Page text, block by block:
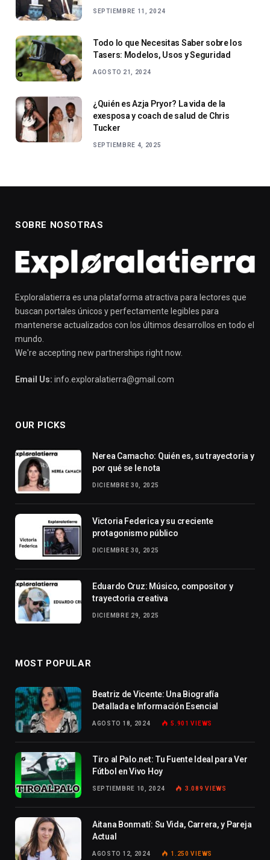
SEPTIEMBRE 11, 2024
Todo lo que Necesitas Saber sobre los
Tasers: Modelos, Usos y Seguridad
AGOSTO 21, 2024
¿Quién es Azja Pryor? La vida de la
exesposa y coach de salud de Chris
Tucker
SEPTIEMBRE 4, 2025
SOBRE NOSOTRAS
Exploralatierra es una plataforma atractiva para lectores que
buscan portales únicos y perfectamente legibles para
mantenerse actualizados con los últimos desarrollos en todo el
mundo.
We're accepting new partnerships right now.
Email Us: info.exploralatierra@gmail.com
OUR PICKS
Nerea Camacho: Quién es, su trayectoria y
por qué se le nota
DICIEMBRE 30, 2025
Victoria Federica y su creciente
protagonismo público
DICIEMBRE 30, 2025
Eduardo Cruz: Músico, compositor y
trayectoria creativa
DICIEMBRE 29, 2025
MOST POPULAR
Beatriz de Vicente: Una Biografía
Detallada e Información Esencial
AGOSTO 18, 2024 5.901VIEWS
Tiro al Palo.net: Tu Fuente Ideal para Ver
Fútbol en Vivo Hoy
SEPTIEMBRE 10, 2024 3.089VIEWS
Aitana Bonmatí: Su Vida, Carrera, y Pareja
Actual
AGOSTO 12, 2024 1.250VIEWS